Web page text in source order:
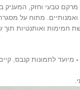
טבעי וחזק, המעניק
ואמנותיים. מתוח על
חמימות ואותנטיות תוך
-